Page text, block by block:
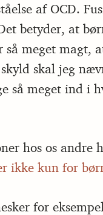
af OCD.
betyder, at
så meget
skal jeg
så meget ind i
hos os andre
ikke kun for
for